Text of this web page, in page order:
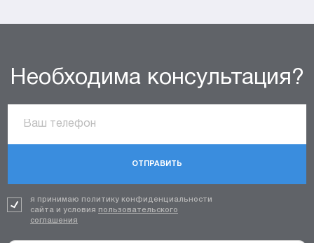
Необходима консультация?
ОТПРАВИТЬ
я принимаю политику конфиденциальности
сайта и условия пользовательского
соглашения